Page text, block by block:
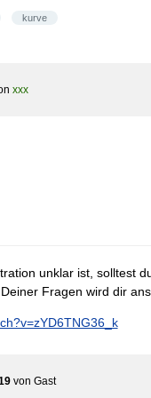
kurve
xxx
unklar ist, solltest
Fragen wird dir
von Gast